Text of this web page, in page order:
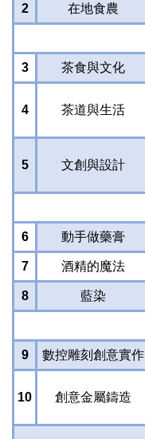
2 在地食農
3 茶食與文化
4 茶道與生活
5 文創與設計
6 動手做藥膏
7 酒精的魔法
8 藍染
9 數控雕刻創意實作
10 創意金屬鑄造